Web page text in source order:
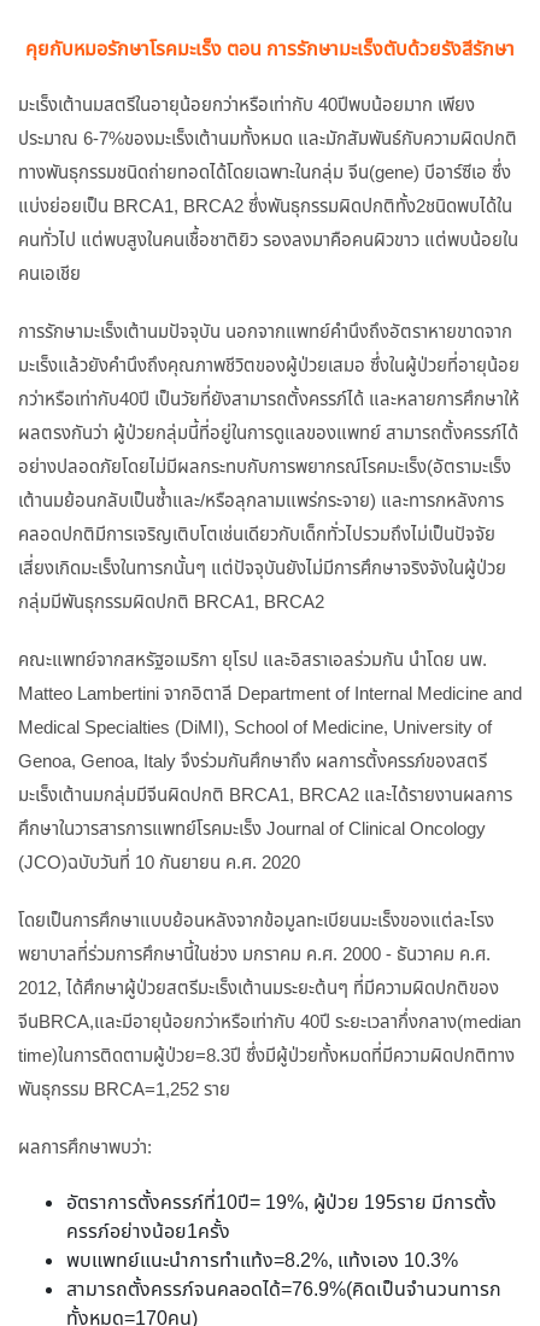
คุยกับหมอรักษาโรคมะเร็ง ตอน การรักษามะเร็งตับด้วยรังสีรักษา
มะเร็งเต้านมสตรีในอายุน้อยกว่าหรือเท่ากับ 40ปีพบน้อยมาก เพียง
ประมาณ 6-7%ของมะเร็งเต้านมทั้งหมด และมักสัมพันธ์กับความผิดปกติ
ทางพันธุกรรมชนิดถ่ายทอดได้โดยเฉพาะในกลุ่ม จีน(gene) บีอาร์ซีเอ ซึ่ง
แบ่งย่อยเป็น BRCA1, BRCA2 ซึ่งพันธุกรรมผิดปกติทั้ง2ชนิดพบได้ใน
คนทั่วไป แต่พบสูงในคนเชื้อชาติยิว รองลงมาคือคนผิวขาว แต่พบน้อยใน
คนเอเชีย
การรักษามะเร็งเต้านมปัจจุบัน นอกจากแพทย์คำนึงถึงอัตราหายขาดจาก
มะเร็งแล้วยังคำนึงถึงคุณภาพชีวิตของผู้ป่วยเสมอ ซึ่งในผู้ป่วยที่อายุน้อย
กว่าหรือเท่ากับ40ปี เป็นวัยที่ยังสามารถตั้งครรภ์ได้ และหลายการศึกษาให้
ผลตรงกันว่า ผู้ป่วยกลุ่มนี้ที่อยู่ในการดูแลของแพทย์ สามารถตั้งครรภ์ได้
อย่างปลอดภัยโดยไม่มีผลกระทบกับการพยากรณ์โรคมะเร็ง(อัตรามะเร็ง
เต้านมย้อนกลับเป็นซ้ำและ/หรือลุกลามแพร่กระจาย) และทารกหลังการ
คลอดปกติมีการเจริญเติบโตเช่นเดียวกับเด็กทั่วไปรวมถึงไม่เป็นปัจจัย
เสี่ยงเกิดมะเร็งในทารกนั้นๆ แต่ปัจจุบันยังไม่มีการศึกษาจริงจังในผู้ป่วย
กลุ่มมีพันธุกรรมผิดปกติ BRCA1, BRCA2
คณะแพทย์จากสหรัฐอเมริกา ยุโรป และอิสราเอลร่วมกัน นำโดย นพ.
Matteo Lambertini จากอิตาลี Department of Internal Medicine and
Medical Specialties (DiMI), School of Medicine, University of
Genoa, Genoa, Italy จึงร่วมกันศึกษาถึง ผลการตั้งครรภ์ของสตรี
มะเร็งเต้านมกลุ่มมีจีนผิดปกติ BRCA1, BRCA2 และได้รายงานผลการ
ศึกษาในวารสารการแพทย์โรคมะเร็ง Journal of Clinical Oncology
(JCO)ฉบับวันที่ 10 กันยายน ค.ศ. 2020
โดยเป็นการศึกษาแบบย้อนหลังจากข้อมูลทะเบียนมะเร็งของแต่ละโรง
พยาบาลที่ร่วมการศึกษานี้ในช่วง มกราคม ค.ศ. 2000 - ธันวาคม ค.ศ.
2012, ได้ศึกษาผู้ป่วยสตรีมะเร็งเต้านมระยะต้นๆ ที่มีความผิดปกติของ
จีนBRCA,และมีอายุน้อยกว่าหรือเท่ากับ 40ปี ระยะเวลากึ่งกลาง(median
time)ในการติดตามผู้ป่วย=8.3ปี ซึ่งมีผู้ป่วยทั้งหมดที่มีความผิดปกติทาง
พันธุกรรม BRCA=1,252 ราย
ผลการศึกษาพบว่า:
อัตราการตั้งครรภ์ที่10ปี= 19%, ผู้ป่วย 195ราย มีการตั้ง
ครรภ์อย่างน้อย1ครั้ง
พบแพทย์แนะนำการทำแท้ง=8.2%, แท้งเอง 10.3%
สามารถตั้งครรภ์จนคลอดได้=76.9%(คิดเป็นจำนวนทารก
ทั้งหมด=170คน)